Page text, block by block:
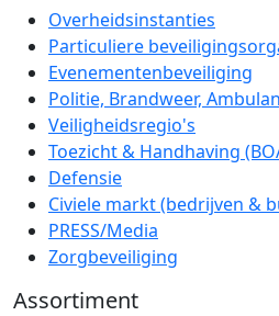
Overheidsinstanties
Particuliere
Evenementenbeveiliging
Politie, Brandweer,
Veiligheidsregio's
Toezicht & Handhaving
Defensie
Civiele markt (bedrijven &
PRESS/Media
Zorgbeveiliging
Assortiment